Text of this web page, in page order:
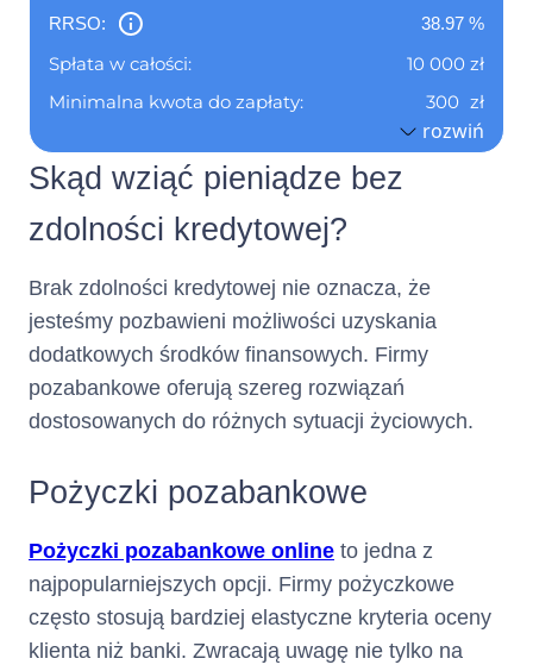
RRSO: 38.97 %
Spłata w całości: 10 000 zł
Minimalna kwota do zapłaty:
300 zł
06.09.2026
Tabela Opłat Formularz Informacyjny
rozwiń
(siedziba)
Numer
telefonu :
(informacja ta ma charakter
opcjonalny)
Adres poczty elektronicznej :
(informacja ta ma charakter
Nie dotyczy
Numer faksu :
(informacja ta ma charakter
Nie dotyczy
(informacja ta ma charakter
opcjonalny)
2. Opis głównych cech kredytu
Skąd wziąć pieniądze bez
zdolności kredytowej?
Brak zdolności kredytowej nie oznacza, że
jesteśmy pozbawieni możliwości uzyskania
dodatkowych środków finansowych. Firmy
pozabankowe oferują szereg rozwiązań
dostosowanych do różnych sytuacji życiowych.
Pożyczki pozabankowe
Pożyczki pozabankowe online to jedna z
najpopularniejszych opcji. Firmy pożyczkowe
często stosują bardziej elastyczne kryteria oceny
klienta niż banki. Zwracają uwagę nie tylko na